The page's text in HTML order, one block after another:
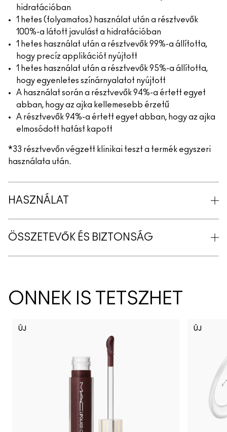
hidratációban
1 hetes (folyamatos) használat után a résztvevők
100%-a látott javulást a hidratációban
1 hetes használat után a résztvevők 99%-a állította,
hogy precíz applikációt nyújtott
1 hetes használat után a résztvevők 95%-a állította,
hogy egyenletes színárnyalatot nyújtott
A használat során a résztvevők 94%-a értett egyet
abban, hogy az ajka kellemesebb érzetű
A résztvevők 94%-a értett egyet abban, hogy az ajka
elmosódott hatást kapott
*33 résztvevőn végzett klinikai teszt a termék egyszeri
használata után.
HASZNÁLAT
ÖSSZETEVŐK ÉS BIZTONSÁG
ÖNNEK IS TETSZHET
ÚJ ÚJ